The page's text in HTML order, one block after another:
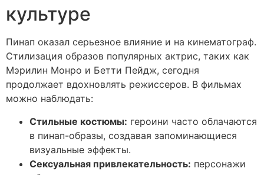
культуре
Пинап оказал серьезное влияние и на кинематограф.
Стилизация образов популярных актрис, таких как
Мэрилин Монро и Бетти Пейдж, сегодня
продолжает вдохновлять режиссеров. В фильмах
можно наблюдать:
Стильные костюмы: героини часто облачаются
в пинап-образы, создавая запоминающиеся
визуальные эффекты.
Сексуальная привлекательность: персонажи